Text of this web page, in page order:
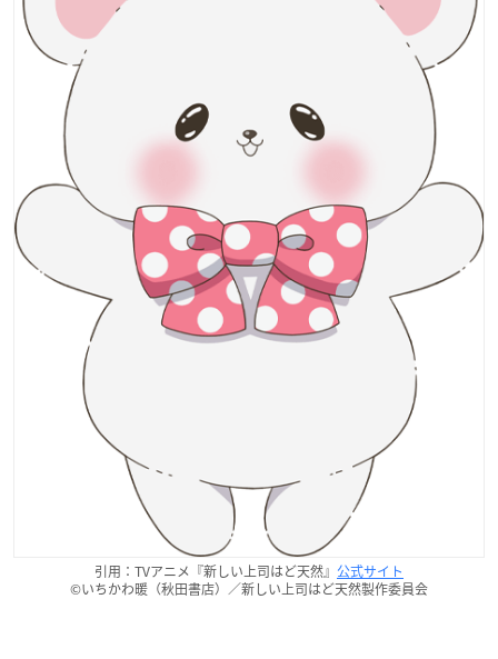
引用：TVアニメ『新しい上司はど天然』 公式サイト
©いちかわ暖（秋田書店）／新しい上司はど天然製作委員会